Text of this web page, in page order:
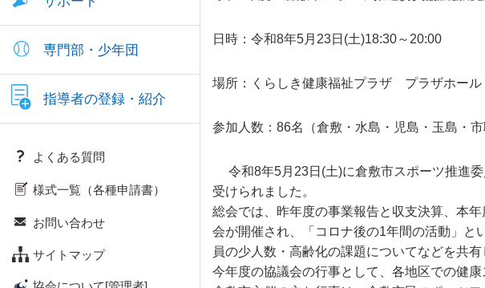
専門部・少年団
指導者の登録・紹介
よくある質問
様式一覧（各種申請書）
お問い合わせ
サイトマップ
日時：令和8年5月23日(土)18:30～20:00
場所：くらしき健康福祉プ
参加人数：86名（倉敷・水島・児島・玉島・
令和8年5月23日(土)に倉敷市スポーツ推進
受けられました。
総会では、昨年度の事業報告と収支決算、本
会が開催され、「コロナ後の1年間の活動」と
員の少人数・高齢化の課題についてなどを共有
今年度の協議会の行事として、各地区での健